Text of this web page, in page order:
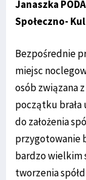
Janaszka
Społeczno-
Bezpośrednie
miejsc
osób związana
początku brała
do założenia
przygotowanie
bardzo wielkim
tworzenia